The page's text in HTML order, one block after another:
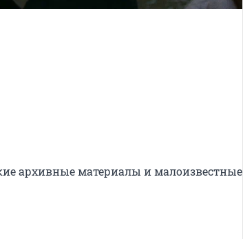
архивные материалы и малоизвестные